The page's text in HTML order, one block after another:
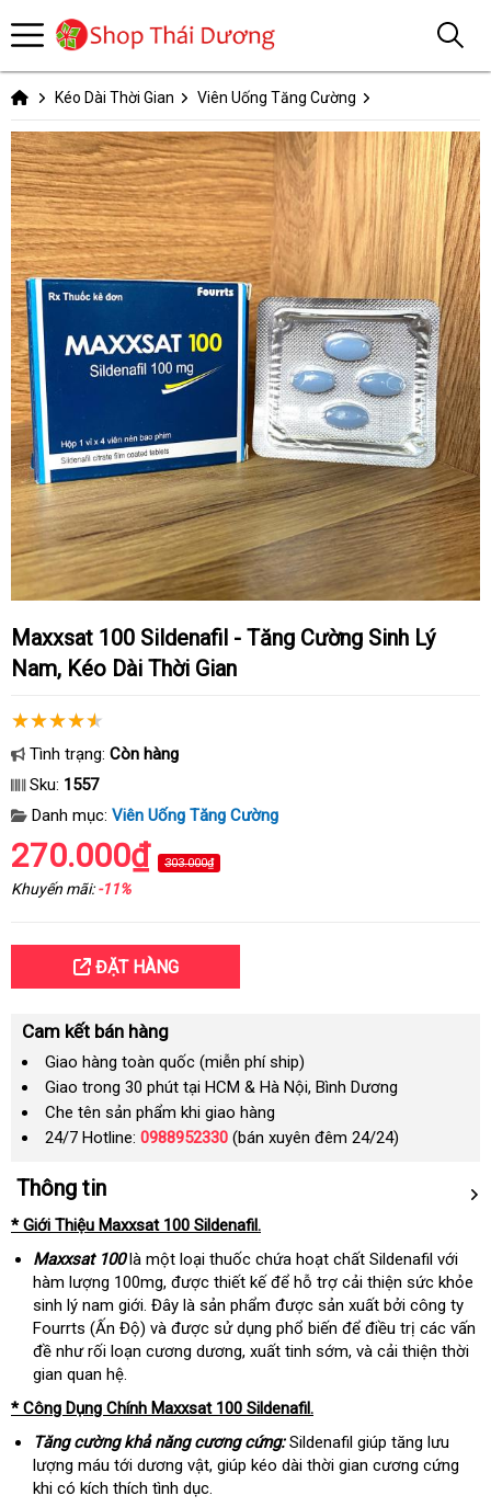
Kéo Dài Thời Gian Viên Uống Tăng Cường
Maxxsat 100 Sildenafil - Tăng Cường Sinh Lý
Nam, Kéo Dài Thời Gian
Tình trạng: Còn hàng
Sku: 1557
Danh mục: Viên Uống Tăng Cường
270.000₫ 303.000₫
Khuyến mãi:-11%
ĐẶT HÀNG
Cam kết bán hàng
Giao hàng toàn quốc (miễn phí ship)
Giao trong 30 phút tại HCM & Hà Nội, Bình Dương
Che tên sản phẩm khi giao hàng
24/7 Hotline: 0988952330 (bán xuyên đêm 24/24)
Thông tin
* Giới Thiệu Maxxsat 100 Sildenafil.
Maxxsat 100là một loại thuốc chứa hoạt chất Sildenafil với
hàm lượng 100mg, được thiết kế để hỗ trợ cải thiện sức khỏe
sinh lý nam giới. Đây là sản phẩm được sản xuất bởi công ty
Fourrts (Ấn Độ) và được sử dụng phổ biến để điều trị các vấn
đề như rối loạn cương dương, xuất tinh sớm, và cải thiện thời
gian quan hệ.
* Công Dụng Chính Maxxsat 100 Sildenafil.
Tăng cường khả năng cương cứng:Sildenafil giúp tăng lưu
lượng máu tới dương vật, giúp kéo dài thời gian cương cứng
khi có kích thích tình dục.